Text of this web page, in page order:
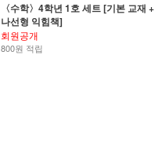
〈수학〉4학년 1호 세트 [기본 교재 +
나선형 익힘책]
회원공개
800원 적립